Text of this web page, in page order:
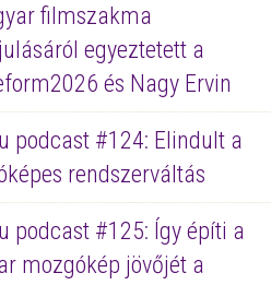
filmszakma
egyeztetett a
és Nagy Ervin
podcast #124: Elindult a
rendszerváltás
podcast #125: Így építi a
mozgókép jövőjét a